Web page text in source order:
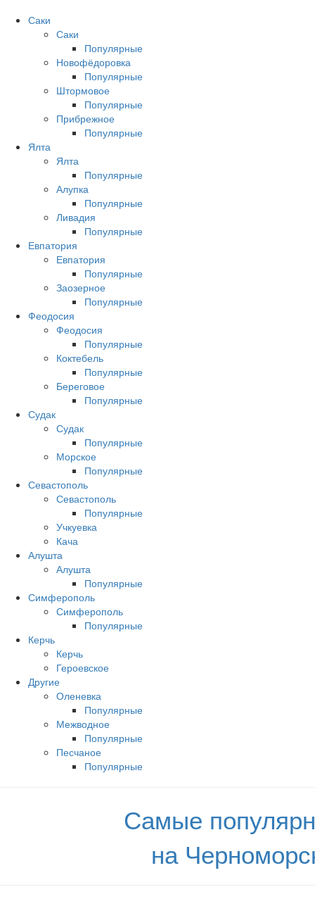
Саки
Саки
Популярные
Новофёдоровка
Популярные
Штормовое
Популярные
Прибрежное
Популярные
Ялта
Ялта
Популярные
Алупка
Популярные
Ливадия
Популярные
Евпатория
Евпатория
Популярные
Заозерное
Популярные
Феодосия
Феодосия
Популярные
Коктебель
Популярные
Береговое
Популярные
Судак
Судак
Популярные
Морское
Популярные
Севастополь
Севастополь
Популярные
Учкуевка
Кача
Алушта
Алушта
Популярные
Симферополь
Симферополь
Популярные
Керчь
Керчь
Героевское
Другие
Оленевка
Популярные
Межводное
Популярные
Песчаное
Популярные
Самые
на